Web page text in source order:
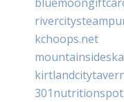
kchoops.net